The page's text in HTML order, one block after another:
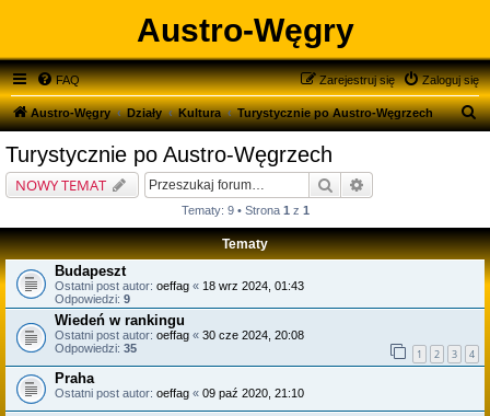
Austro-Węgry
FAQ Zaloguj się
Zarejestruj się
Austro-Węgry Działy Kultura Turystycznie po Austro-Węgrzech
S
j
Turystycznie po Austro-Węgrzech
NOWY TEMAT Szukaj
Tematy: 9 • Strona 1 z 1
Tematy
Budapeszt
Ostatni post autor: oeffag « 18 wrz 2024, 01:43
Odpowiedzi: 9
Wiedeń w rankingu
Ostatni post autor: oeffag « 30 cze 2024, 20:08
Odpowiedzi: 35 1 2 3 4
Praha
Ostatni post autor: oeffag « 09 paź 2020, 21:10